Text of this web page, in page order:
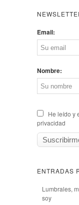
Email:
Nombre:
He leído y
privacidad
ENTRADAS
Lumbrales,
soy